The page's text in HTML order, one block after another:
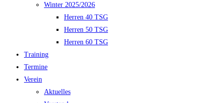
Winter 2025/2026
Herren 40 TSG
Herren 50 TSG
Herren 60 TSG
Training
Termine
Verein
Aktuelles